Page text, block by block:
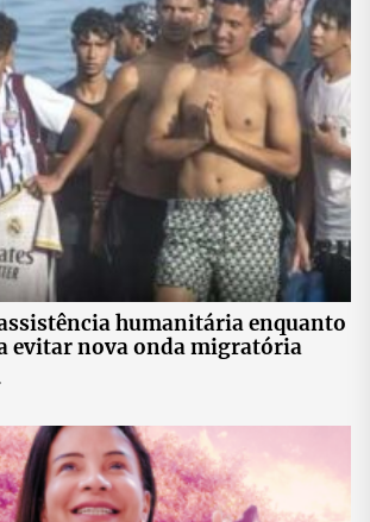
humanitária enquanto
evitar nova onda migratória